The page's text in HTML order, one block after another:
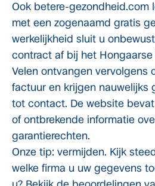
Ook betere-gezondheid.com
met een zogenaamd gratis
werkelijkheid sluit u
contract af bij het Hongaarse
Velen ontvangen vervolgens
factuur en krijgen nauwelijks
tot contact. De website
of ontbrekende informatie
garantierechten.
Onze tip: vermijden. Kijk
welke firma u uw gegevens